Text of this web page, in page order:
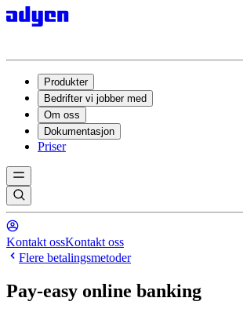
Produkter
Bedrifter vi jobber med
Om oss
Dokumentasjon
Priser
Kontakt ossKontakt oss
Flere betalingsmetoder
Pay-easy online banking